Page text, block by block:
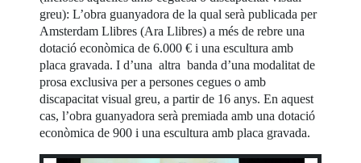
greu): L’obra guanyadora de la qual serà publicada per
Amsterdam Llibres (Ara Llibres) a més de rebre una
dotació econòmica de 6.000 € i una escultura amb
placa gravada. I d’una altra banda d’una modalitat de
prosa exclusiva per a persones cegues o amb
discapacitat visual greu, a partir de 16 anys. En aquest
cas, l’obra guanyadora serà premiada amb una dotació
econòmica de 900 i una escultura amb placa gravada.